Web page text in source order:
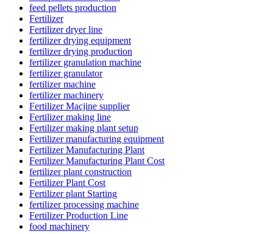
feed pellets production
Fertilizer
Fertilizer dryer line
fertilizer drying equipment
fertilizer drying production
fertilizer granulation machine
fertilizer granulator
fertilizer machine
fertilizer machinery
Fertilizer Macjine supplier
Fertilizer making line
Fertilizer making plant setup
Fertilizer manufacturing equipment
Fertilizer Manufacturing Plant
Fertilizer Manufacturing Plant Cost
fertilizer plant construction
Fertilizer Plant Cost
Fertilizer plant Starting
fertilizer processing machine
Fertilizer Production Line
food machinery